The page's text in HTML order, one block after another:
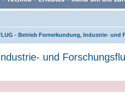
- Betrieb Fernerkundung, Industrie- und
und